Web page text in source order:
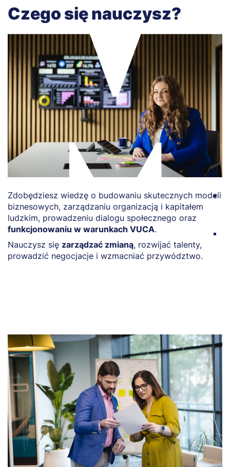
Czego się nauczysz?
Zdobędziesz wiedzę o budowaniu skutecznych modeli
biznesowych, zarządzaniu organizacją i kapitałem
ludzkim, prowadzeniu dialogu społecznego oraz
funkcjonowaniu w warunkach VUCA.
Nauczysz się zarządzać zmianą, rozwijać talenty,
prowadzić negocjacje i wzmacniać przywództwo.